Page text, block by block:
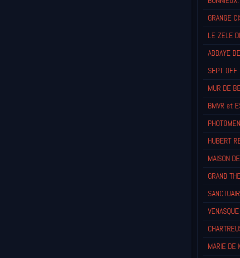
GRANGE
LE ZELE
ABBAYE
SEPT OFF
MUR DE
BMVR et
HUBERT
MAISON
GRAND
VENASQUE
MARIE DE